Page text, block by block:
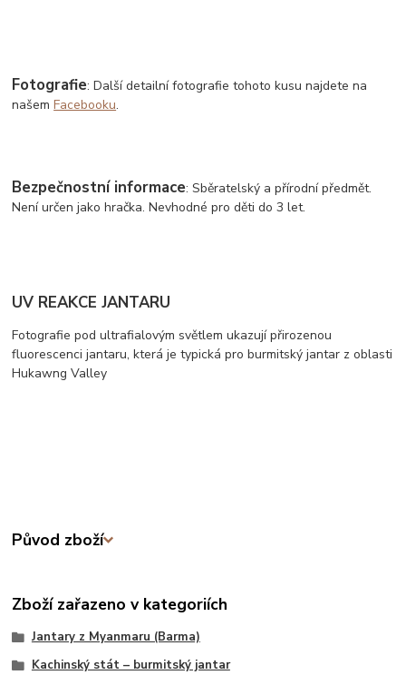
Fotografie: Další detailní fotografie tohoto kusu najdete na
našemFacebooku.
Bezpečnostní informace: Sběratelský a přírodní předmět.
Není určen jako hračka. Nevhodné pro děti do 3 let.
UV REAKCE JANTARU
Fotografie pod ultrafialovým světlem ukazují přirozenou
fluorescenci jantaru, která je typická pro burmitský jantar z oblasti
Hukawng Valley
Původ zboží
Zboží zařazeno v kategoriích
Jantary z Myanmaru (Barma)
Kachinský stát – burmitský jantar